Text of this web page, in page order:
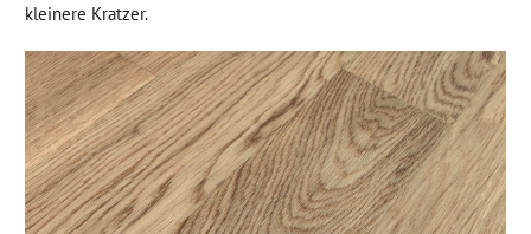
kleinere Kratzer.